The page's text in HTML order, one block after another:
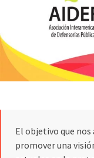
El objetivo que
promover una